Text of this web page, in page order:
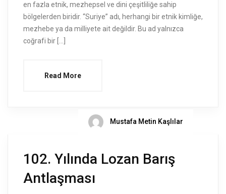
en fazla etnik, mezhepsel ve dini çeşitliliğe sahip
bölgelerden biridir. “Suriye” adı, herhangi bir etnik kimliğe,
mezhebe ya da milliyete ait değildir. Bu ad yalnızca
coğrafi bir […]
Read More
Mustafa Metin Kaşlılar
102. Yılında Lozan Barış
Antlaşması